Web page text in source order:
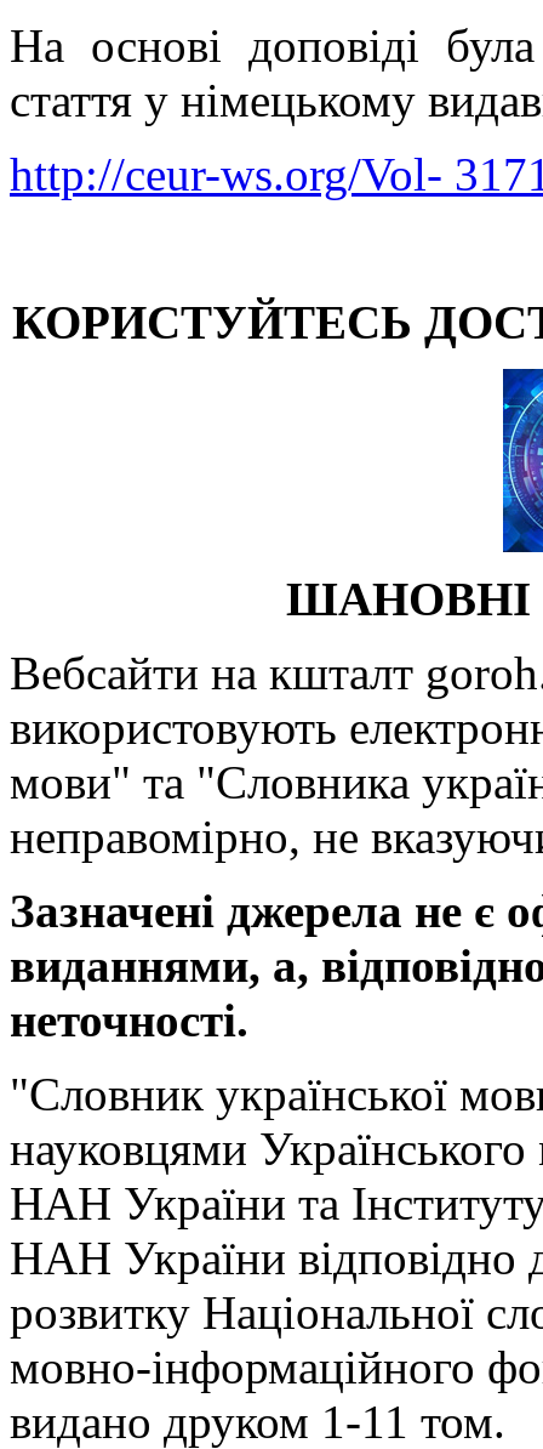
На основі доповіді
стаття у німецькому
http://ceur-ws.org/Vol-
КОРИСТУЙТЕСЬ
ШАНОВНІ
Вебсайти на кшталт
використовують
мови" та "Словника
неправомірно, не
Зазначені джерела не є
виданнями, а,
неточності.
"Словник української
науковцями
НАН України та
НАН України відповідно
розвитку Національної
мовно-інформаційного
видано друком 1-11 том.